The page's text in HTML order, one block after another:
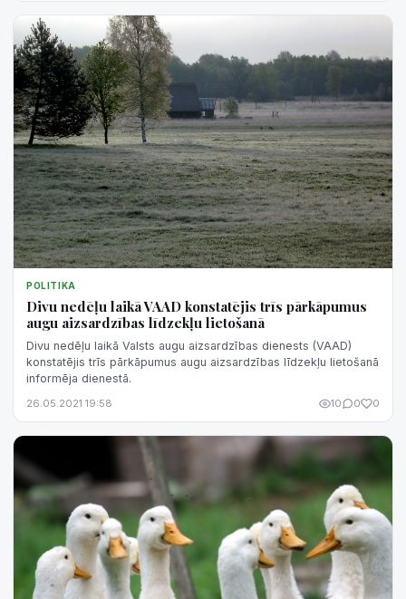
POLITIKA
Divu nedēļu laikā VAAD konstatējis trīs pārkāpumus
augu aizsardzības līdzekļu lietošanā
Divu nedēļu laikā Valsts augu aizsardzības dienests (VAAD)
konstatējis trīs pārkāpumus augu aizsardzības līdzekļu lietošanā
informēja dienestā.
26.05.2021 19:58 10 0 0